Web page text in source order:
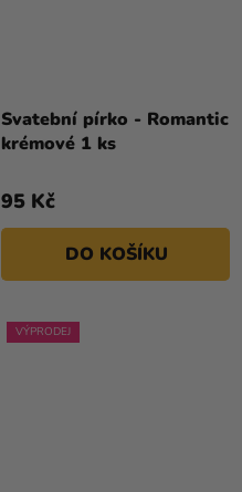
Svatební pírko - Romantic
krémové 1 ks
95 Kč
DO KOŠÍKU
VÝPRODEJ